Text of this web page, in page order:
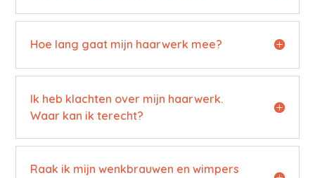
Hoe lang gaat mijn haarwerk mee?
Ik heb klachten over mijn haarwerk.
Waar kan ik terecht?
Raak ik mijn wenkbrauwen en wimpers